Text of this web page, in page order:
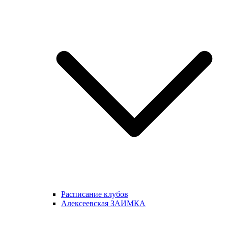
Расписание клубов
Алексеевская ЗАИМКА